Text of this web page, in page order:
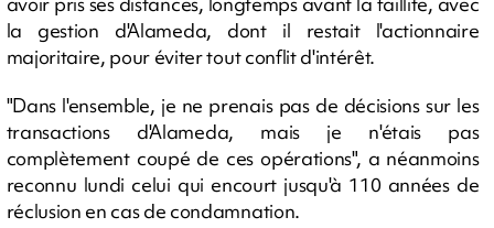
la gestion d'Alameda, dont il restait l'actionnaire
majoritaire, pour éviter tout conflit d'intérêt.
"Dans l'ensemble, je ne prenais pas de décisions sur les
transactions d'Alameda, mais je n'étais pas
complètement coupé de ces opérations", a néanmoins
reconnu lundi celui qui encourt jusqu'à 110 années de
réclusion en cas de condamnation.